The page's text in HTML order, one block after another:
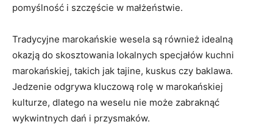
pomyślność i​ szczęście w ‍małżeństwie.
Tradycyjne marokańskie wesela ‍są‌ również​ idealną ​
okazją do⁤ skosztowania​ lokalnych specjałów⁤ kuchni
marokańskiej, takich⁢ jak ⁤tajine, ⁣kuskus czy baklawa.‍
Jedzenie ⁤odgrywa kluczową rolę ⁢w marokańskiej
kulturze, dlatego na weselu nie może zabraknąć ​
wykwintnych dań i przysmaków.